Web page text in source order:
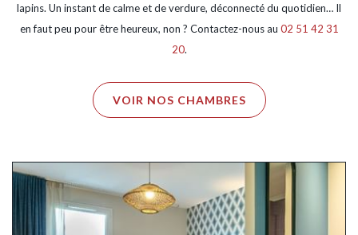
lapins. Un instant de calme et de verdure, déconnecté du quotidien… Il
en faut peu pour être heureux, non ? Contactez-nous au 02 51 42 31
20.
VOIR NOS CHAMBRES